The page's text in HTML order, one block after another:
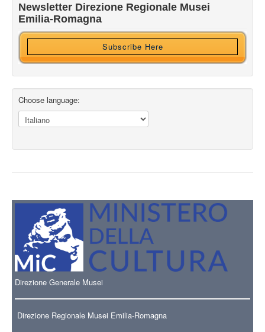
Newsletter Direzione Regionale Musei
Emilia-Romagna
Subscribe Here
Ricevi HTML?
Choose language:
Direzione Generale Musei
Direzione Regionale Musei Emilia-Romagna